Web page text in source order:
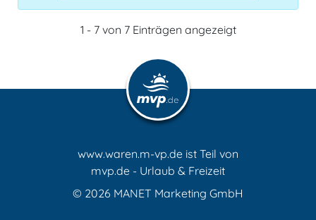
1 - 7 von 7 Einträgen angezeigt
www.waren.m-vp.de ist Teil von
mvp.de - Urlaub & Freizeit
© 2026 MANET Marketing GmbH